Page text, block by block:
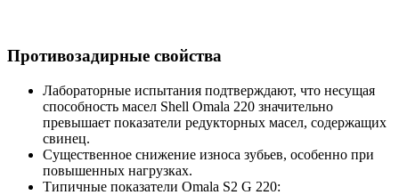
Противозадирные свойства
Лабораторные испытания подтверждают, что несущая
способность масел Shell Omala 220 значительно
превышает показатели редукторных масел, содержащих
свинец.
Существенное снижение износа зубьев, особенно при
повышенных нагрузках.
Типичные показатели Omala S2 G 220: